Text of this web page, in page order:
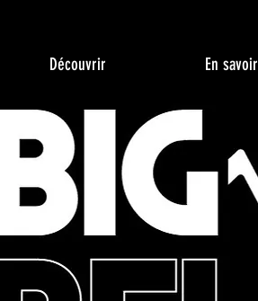
Découvrir En savoir